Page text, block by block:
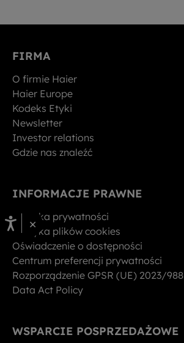
FIRMA
O firmie Haier
Haier Europe
Kodeks Etyki
Newsletter
Investor relations
Gdzie nas znaleźć
INFORMACJE PRAWNE
Polityka prywatności
Polityka plików cookies
Oświadczenie o dostępności
Centrum preferencji prywatności
Rozporządzenie GPSR (UE) 2023/988
Data Act Policy
WSPARCIE POSPRZEDAŻOWE
×